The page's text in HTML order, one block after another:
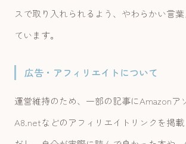
スで取り入れられるよう、やわらかい言
ています。
広告・アフィリエイトについて
運営維持のため、一部の記事にAmazonア
A8.netなどのアフィリエイトリンクを掲